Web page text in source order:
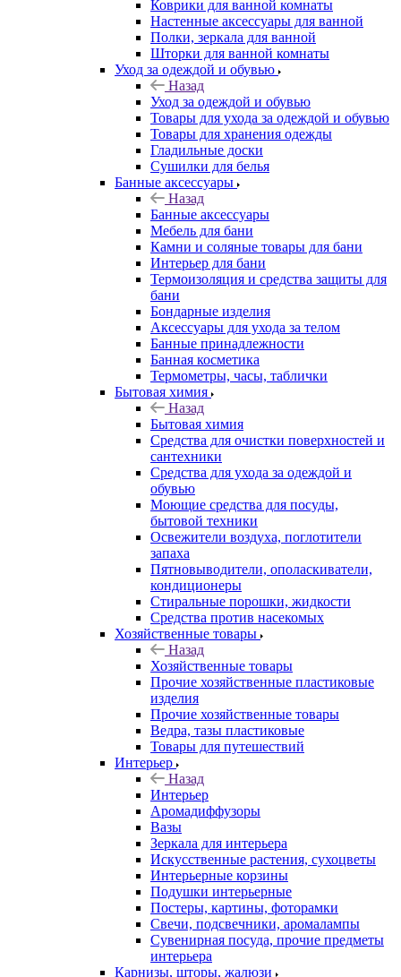
Коврики для ванной комнаты
Настенные аксессуары для ванной
Полки, зеркала для ванной
Шторки для ванной комнаты
Уход за одеждой и обувью
Назад
Уход за одеждой и обувью
Товары для ухода за одеждой и обувью
Товары для хранения одежды
Гладильные доски
Сушилки для белья
Банные аксессуары
Назад
Банные аксессуары
Мебель для бани
Камни и соляные товары для бани
Интерьер для бани
Термоизоляция и средства защиты для
бани
Бондарные изделия
Аксеcсуары для ухода за телом
Банные принадлежности
Банная косметика
Термометры, часы, таблички
Бытовая химия
Назад
Бытовая химия
Средства для очистки поверхностей и
сантехники
Средства для ухода за одеждой и
обувью
Моющие средства для посуды,
бытовой техники
Освежители воздуха, поглотители
запаха
Пятновыводители, ополаскиватели,
кондиционеры
Стиральные порошки, жидкости
Средства против насекомых
Хозяйственные товары
Назад
Хозяйственные товары
Прочие хозяйственные пластиковые
изделия
Прочие хозяйственные товары
Ведра, тазы пластиковые
Товары для путешествий
Интерьер
Назад
Интерьер
Аромадиффузоры
Вазы
Зеркала для интерьера
Искусственные растения, сухоцветы
Интерьерные корзины
Подушки интерьерные
Постеры, картины, фоторамки
Свечи, подсвечники, аромалампы
Сувенирная посуда, прочие предметы
интерьера
Карнизы, шторы, жалюзи